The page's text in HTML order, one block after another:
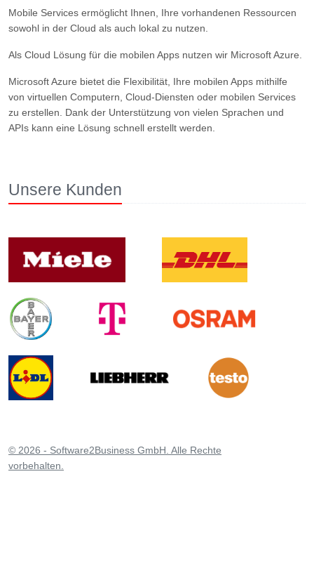
Mobile Services ermöglicht Ihnen, Ihre vorhandenen Ressourcen
sowohl in der Cloud als auch lokal zu nutzen.
Als Cloud Lösung für die mobilen Apps nutzen wir Microsoft Azure.
Microsoft Azure bietet die Flexibilität, Ihre mobilen Apps mithilfe
von virtuellen Computern, Cloud-Diensten oder mobilen Services
zu erstellen. Dank der Unterstützung von vielen Sprachen und
APIs kann eine Lösung schnell erstellt werden.
Unsere Kunden
© 2026 - Software2Business GmbH. Alle Rechte
vorbehalten.